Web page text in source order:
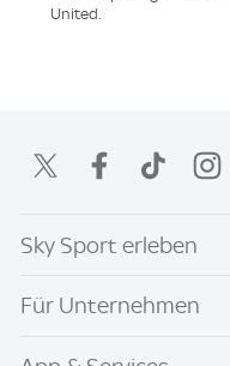
United.
Sky Sport erleben
Für Unternehmen